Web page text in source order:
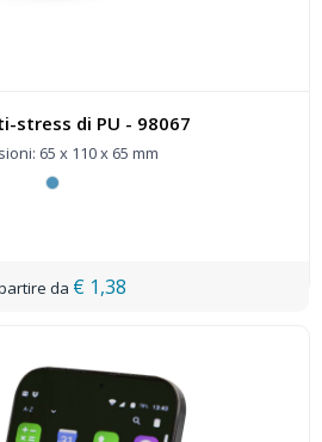
stress di PU - 98067
65 x 110 x 65 mm
€ 1,38